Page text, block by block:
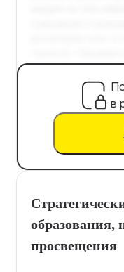
в
образования,
просвещения